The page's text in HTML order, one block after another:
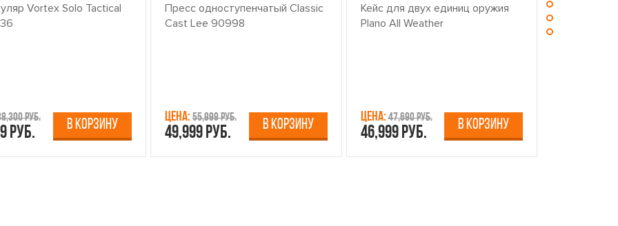
Vortex Solo Tactical
руб.
руб. В КОРЗИНУ
Пресс одноступенчатый Classic
Cast Lee 90998
Цена: 55,999 руб.
49,999 руб. В КОРЗИНУ
Кейс для двух единиц оружия
Plano All Weather
Цена:47,690 руб.
46,999 руб. В КОРЗИНУ